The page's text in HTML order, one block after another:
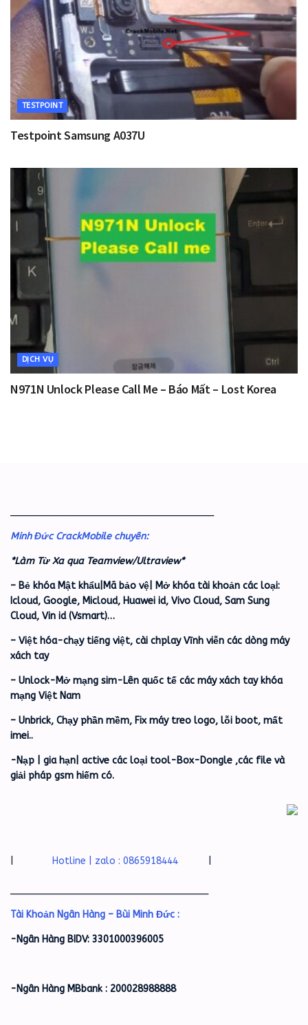
TESTPOINT
Testpoint Samsung A037U
DỊCH VỤ
N971N Unlock Please Call Me – Báo Mất – Lost Korea
Minh Đức CrackMobile chuyên:
*Làm Từ Xa qua Teamview/Ultraview*
– Bẻ khóa Mật khẩu|Mã bảo vệ| Mở khóa tài khoản các loại:
Icloud, Google, Micloud, Huawei id, Vivo Cloud, Sam Sung
Cloud, Vin id (Vsmart)…
– Việt hóa-chạy tiếng việt, cài chplay Vĩnh viễn các dòng máy
xách tay
– Unlock-Mở mạng sim-Lên quốc tế các máy xách tay khóa
mạng Việt Nam
– Unbrick, Chạy phần mềm, Fix máy treo logo, lỗi boot, mất
imei..
-Nạp | gia hạn| active các loại tool-Box-Dongle ,các file và
giải pháp gsm hiếm có.
Hotline | zalo : 0865918444
Tài Khoản Ngân Hàng – Bùi Minh Đức :
-Ngân Hàng BIDV: 3301000396005
-Ngân Hàng MBbank : 200028988888